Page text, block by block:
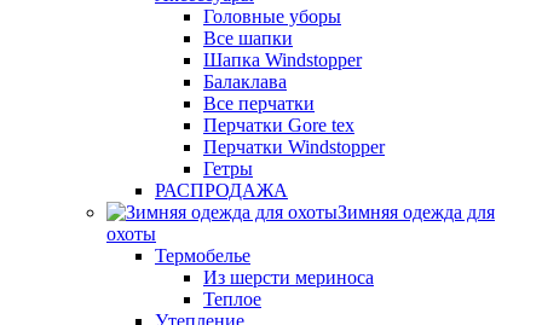
Головные уборы
Все шапки
Шапка Windstopper
Балаклава
Все перчатки
Перчатки Gore tex
Перчатки Windstopper
Гетры
РАСПРОДАЖА
Зимняя одежда для
охоты
Термобелье
Из шерсти мериноса
Теплое
Утепление